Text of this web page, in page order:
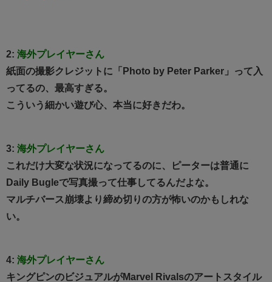
2: 海外プレイヤーさん
紙面の撮影クレジットに「Photo by Peter Parker」って入
ってるの、最高すぎる。
こういう細かい遊び心、本当に好きだわ。
3: 海外プレイヤーさん
これだけ大変な状況になってるのに、ピーターは普通に
Daily Bugleで写真撮って仕事してるんだよな。
マルチバース崩壊より締め切りの方が怖いのかもしれな
い。
4: 海外プレイヤーさん
キングピンのビジュアルがMarvel Rivalsのアートスタイル